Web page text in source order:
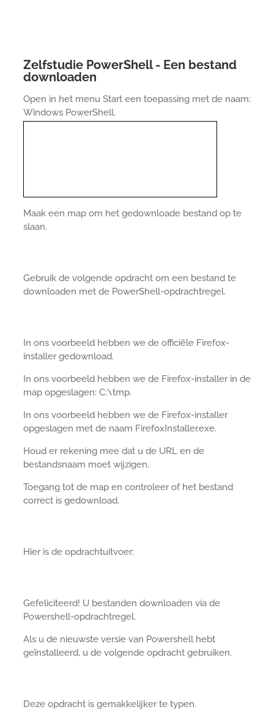
Zelfstudie PowerShell - Een bestand
downloaden
Open in het menu Start een toepassing met de naam:
Windows PowerShell.
Maak een map om het gedownloade bestand op te
slaan.
Gebruik de volgende opdracht om een bestand te
downloaden met de PowerShell-opdrachtregel.
In ons voorbeeld hebben we de officiële Firefox-
installer gedownload.
In ons voorbeeld hebben we de Firefox-installer in de
map opgeslagen: C:\tmp.
In ons voorbeeld hebben we de Firefox-installer
opgeslagen met de naam FirefoxInstaller.exe.
Houd er rekening mee dat u de URL en de
bestandsnaam moet wijzigen.
Toegang tot de map en controleer of het bestand
correct is gedownload.
Hier is de opdrachtuitvoer:
Gefeliciteerd! U bestanden downloaden via de
Powershell-opdrachtregel.
Als u de nieuwste versie van Powershell hebt
geïnstalleerd, u de volgende opdracht gebruiken.
Deze opdracht is gemakkelijker te typen.